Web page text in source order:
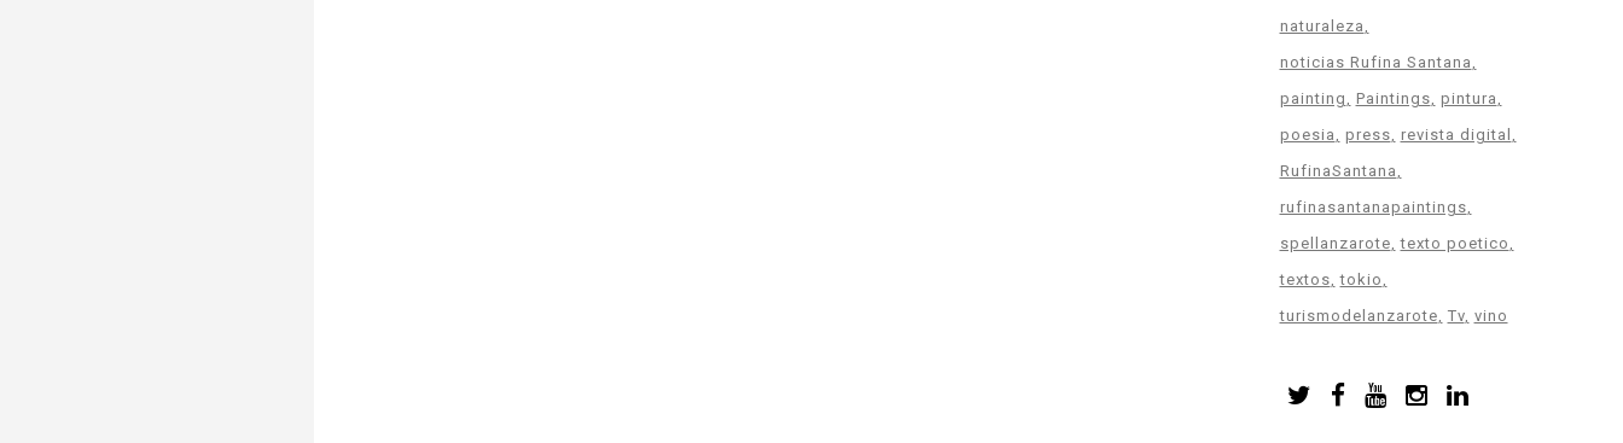
naturaleza
noticias Rufina Santana
painting
Paintings pintura
poesia
press revista digital
RufinaSantana
rufinasantanapaintings
spellanzarote texto poetico
textos tokio
turismodelanzarote Tv vino